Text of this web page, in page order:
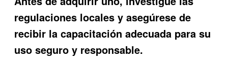
regulaciones locales y asegúrese de
recibir la capacitación adecuada para su
uso seguro y responsable.